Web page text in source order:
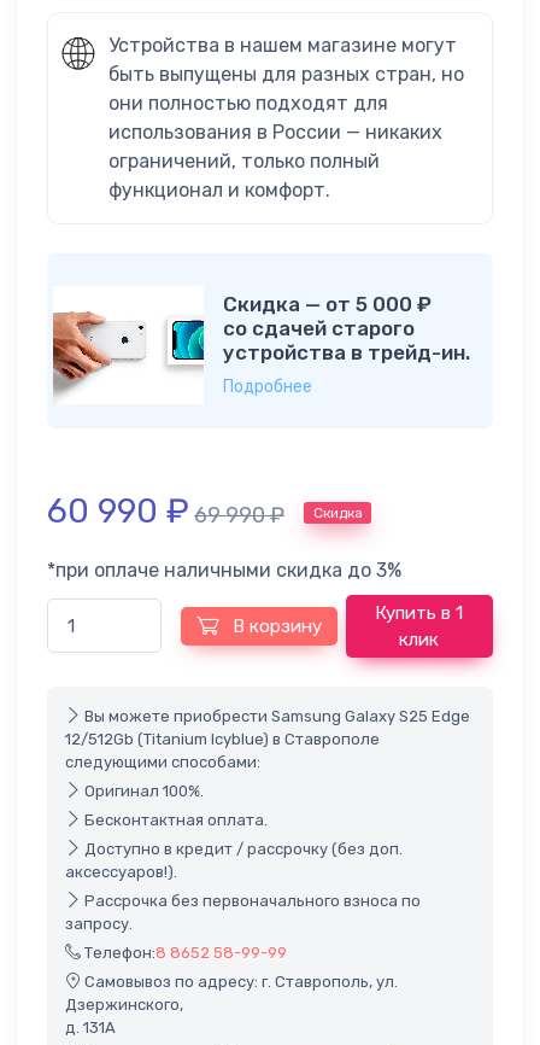
Устройства в нашем магазине могут
быть выпущены для разных стран, но
они полностью подходят для
использования в России — никаких
ограничений, только полный
функционал и комфорт.
Скидка — от 5 000 ₽
со сдачей старого
устройства в трейд-ин.
Подробнее
60 990 ₽ 69 990₽ Скидка
*при оплаче наличными скидка до 3%
В корзину
Купить в 1
клик
Вы можете приобрести Samsung Galaxy S25 Edge
12/512Gb (Titanium Icyblue) в Ставрополе
следующими способами:
Оригинал 100%.
Бесконтактная оплата.
Доступно в кредит / рассрочку (без доп.
аксессуаров!).
Рассрочка без первоначального взноса по
запросу.
Телефон:8 8652 58-99-99
Самовывоз по адресу: г. Ставрополь, ул.
Дзержинского,
д. 131А